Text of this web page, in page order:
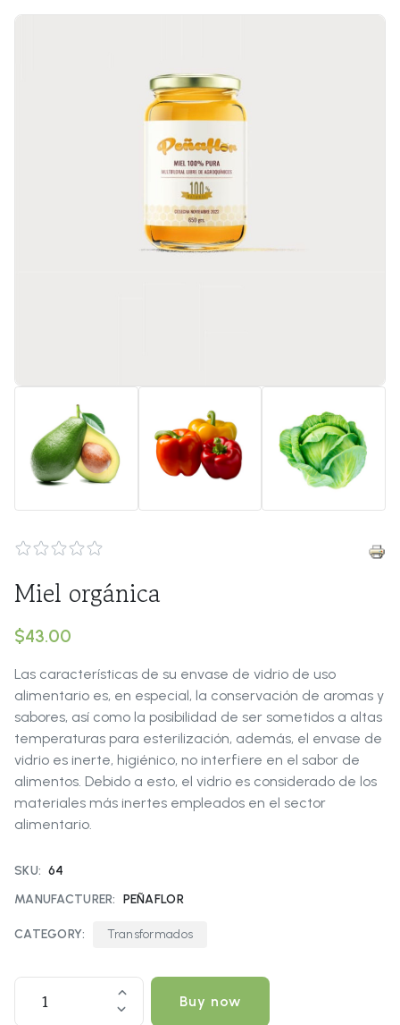
Miel orgánica
$43.00
Las características de su envase de vidrio de uso
alimentario es, en especial, la conservación de aromas y
sabores, así como la posibilidad de ser sometidos a altas
temperaturas para esterilización, además, el envase de
vidrio es inerte, higiénico, no interfiere en el sabor de
alimentos. Debido a esto, el vidrio es considerado de los
materiales más inertes empleados en el sector
alimentario.
SKU: 64
MANUFACTURER: PEÑAFLOR
CATEGORY: Transformados